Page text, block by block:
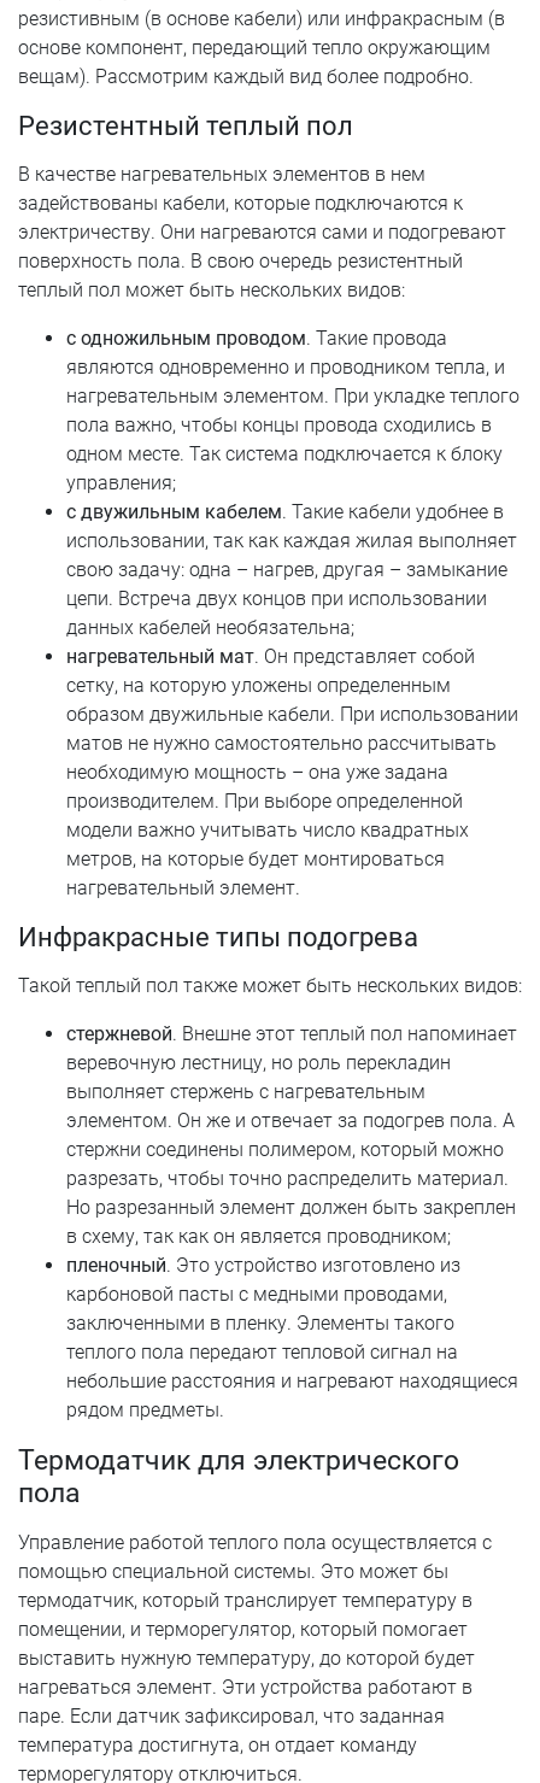
резистивным (в основе кабели) или инфракрасным (в
основе компонент, передающий тепло окружающим
вещам). Рассмотрим каждый вид более подробно.
Резистентный теплый пол
В качестве нагревательных элементов в нем
задействованы кабели, которые подключаются к
электричеству. Они нагреваются сами и подогревают
поверхность пола. В свою очередь резистентный
теплый пол может быть нескольких видов:
с одножильным проводом. Такие провода
являются одновременно и проводником тепла, и
нагревательным элементом. При укладке теплого
пола важно, чтобы концы провода сходились в
одном месте. Так система подключается к блоку
управления;
с двужильным кабелем. Такие кабели удобнее в
использовании, так как каждая жилая выполняет
свою задачу: одна – нагрев, другая – замыкание
цепи. Встреча двух концов при использовании
данных кабелей необязательна;
нагревательный мат. Он представляет собой
сетку, на которую уложены определенным
образом двужильные кабели. При использовании
матов не нужно самостоятельно рассчитывать
необходимую мощность – она уже задана
производителем. При выборе определенной
модели важно учитывать число квадратных
метров, на которые будет монтироваться
нагревательный элемент.
Инфракрасные типы подогрева
Такой теплый пол также может быть нескольких видов:
стержневой. Внешне этот теплый пол напоминает
веревочную лестницу, но роль перекладин
выполняет стержень с нагревательным
элементом. Он же и отвечает за подогрев пола. А
стержни соединены полимером, который можно
разрезать, чтобы точно распределить материал.
Но разрезанный элемент должен быть закреплен
в схему, так как он является проводником;
пленочный. Это устройство изготовлено из
карбоновой пасты с медными проводами,
заключенными в пленку. Элементы такого
теплого пола передают тепловой сигнал на
небольшие расстояния и нагревают находящиеся
рядом предметы.
Термодатчик для электрического
пола
Управление работой теплого пола осуществляется с
помощью специальной системы. Это может бы
термодатчик, который транслирует температуру в
помещении, и терморегулятор, который помогает
выставить нужную температуру, до которой будет
нагреваться элемент. Эти устройства работают в
паре. Если датчик зафиксировал, что заданная
температура достигнута, он отдает команду
терморегулятору отключиться.